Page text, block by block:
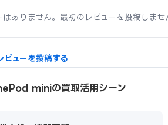
はありません。最初のレビューを投稿しませ
ビューを投稿する
miniの買取活用シーン